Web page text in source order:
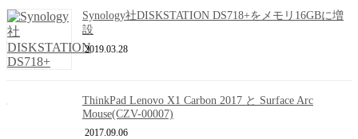
Synology社DISKSTATION DS718+をメモリ16GBに増
設
2019.03.28
ThinkPad Lenovo X1 Carbon 2017 と Surface Arc
Mouse(CZV-00007)
2017.09.06